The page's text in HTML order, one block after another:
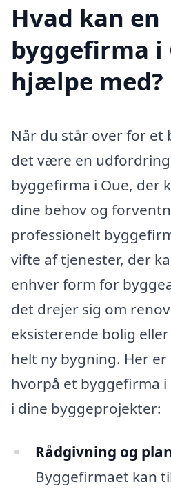
Hvad kan en
byggefirma i
hjælpe med?
Når du står over for et
det være en
byggefirma i Oue, der
dine behov og
professionelt
vifte af tjenester, der
enhver form for
det drejer sig om
eksisterende bolig
helt ny bygning. Her er
hvorpå et byggefirma
i dine byggeprojekter:
Rådgivning og
Byggefirmaet kan